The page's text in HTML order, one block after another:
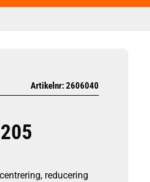
Artikelnr: 2606040
reducering